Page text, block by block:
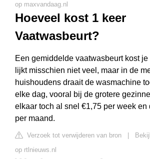
op maxvandaag.nl
Hoeveel kost 1 keer
Vaatwasbeurt?
Een gemiddelde vaatwasbeurt kost
lijkt misschien niet veel, maar in de
huishoudens draait de wasmachine
elke dag, vooral bij de grotere
elkaar toch al snel €1,75 per week en
per maand.
Verzoek tot verwijderen van bron
op rtlnieuws.nl